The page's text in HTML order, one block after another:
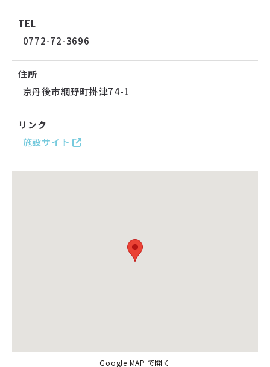
TEL
0772-72-3696
住所
京丹後市網野町掛津74-1
リンク
施設サイト
Google MAP で開く